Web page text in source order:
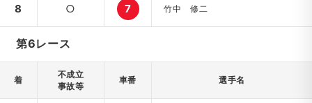
8 ○ 7 竹中 修二
第6レース
着
不成立
事故等
車番 選手名